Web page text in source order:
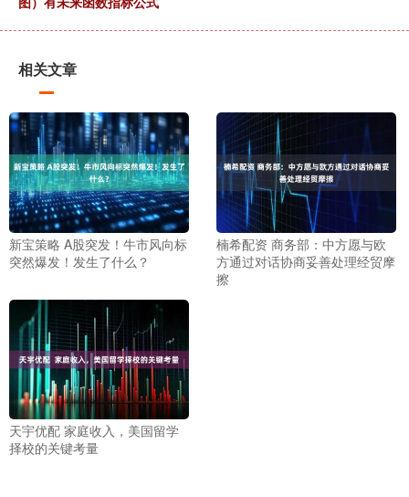
相关文章
新宝策略 A股突发！牛市风向标
突然爆发！发生了什么？
楠希配资 商务部：中方愿与欧
方通过对话协商妥善处理经贸摩
擦
天宇优配 家庭收入，美国留学
择校的关键考量